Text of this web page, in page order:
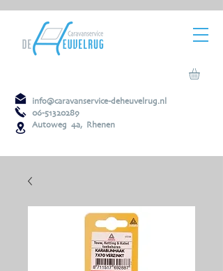
info@caravanservice-deheuvelrug.nl
06-51320289
Autoweg 4a, Rhenen